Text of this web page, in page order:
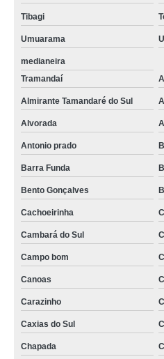
Tibagi
Umuarama
medianeira
Tramandaí
Almirante Tamandaré do Sul
Alvorada
Antonio prado
Barra Funda
Bento Gonçalves
Cachoeirinha
Cambará do Sul
Campo bom
Canoas
Carazinho
Caxias do Sul
Chapada